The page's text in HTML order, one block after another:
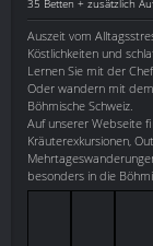
Auszeit vom
Köstlichkeiten und
Lernen Sie mit der
Oder wandern mit dem
Böhmische Schweiz.
Auf unserer Webseite
Kräuterexkursionen,
besonders in die